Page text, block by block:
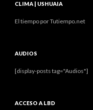
CLIMA | USHUAIA
El tiempo por Tutiempo.net
AUDIOS
[display-posts tag="Audios"]
ACCESO A LBD